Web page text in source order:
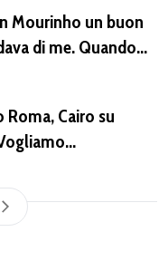
Mourinho un buon
di me. Quando
dato la
il limite con gli
Roma, Cairo su
Distanza tra
del